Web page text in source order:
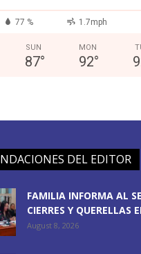
77 % 1.7mph
SUN
87°
MON
92°
DEL EDITOR
FAMILIA INFORMA AL
CIERRES Y QUERELLAS
August 8, 2026